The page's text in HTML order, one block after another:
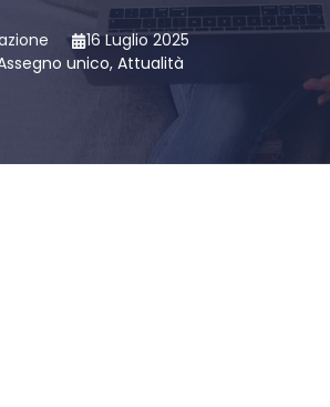
16 Luglio 2025
unico, Attualità